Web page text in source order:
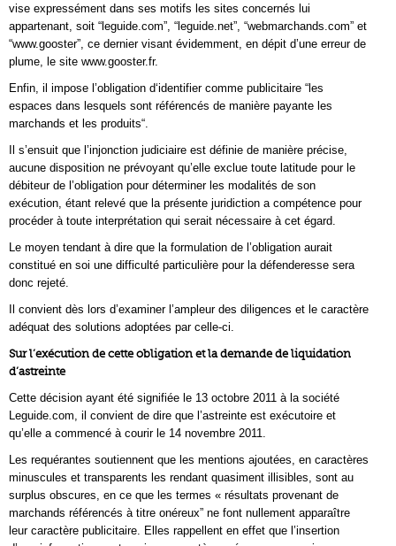
vise expressément dans ses motifs les sites concernés lui
appartenant, soit “leguide.com”, “leguide.net”, “webmarchands.com” et
“www.gooster”, ce dernier visant évidemment, en dépit d’une erreur de
plume, le site www.gooster.fr.
Enfin, il impose l’obligation d‘identifier comme publicitaire “les
espaces dans lesquels sont référencés de manière payante les
marchands et les produits“.
Il s’ensuit que l’injonction judiciaire est définie de manière précise,
aucune disposition ne prévoyant qu’elle exclue toute latitude pour le
débiteur de l’obligation pour déterminer les modalités de son
exécution, étant relevé que la présente juridiction a compétence pour
procéder à toute interprétation qui serait nécessaire à cet égard.
Le moyen tendant à dire que la formulation de l’obligation aurait
constitué en soi une difficulté particulière pour la défenderesse sera
donc rejeté.
Il convient dès lors d’examiner l’ampleur des diligences et le caractère
adéquat des solutions adoptées par celle-ci.
Sur l’exécution de cette obligation et la demande de liquidation
d’astreinte
Cette décision ayant été signifiée le 13 octobre 2011 à la société
Leguide.com, il convient de dire que l’astreinte est exécutoire et
qu’elle a commencé à courir le 14 novembre 2011.
Les requérantes soutiennent que les mentions ajoutées, en caractères
minuscules et transparents les rendant quasiment illisibles, sont au
surplus obscures, en ce que les termes « résultats provenant de
marchands référencés à titre onéreux” ne font nullement apparaître
leur caractère publicitaire. Elles rappellent en effet que l’insertion